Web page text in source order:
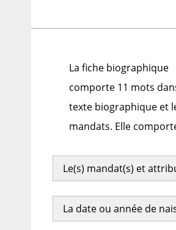
La fiche biographique
comporte 11 mots
texte biographique et
mandats. Elle
Le(s) mandat(s) et
La date ou année de